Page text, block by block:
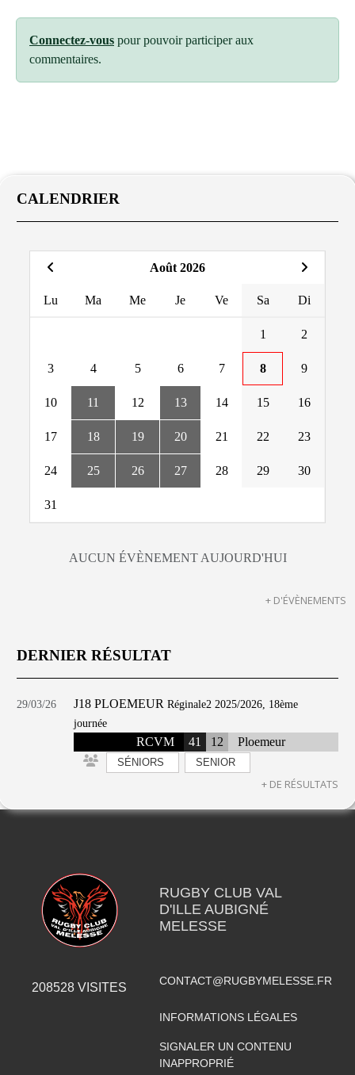
Connectez-vous pour pouvoir participer aux
commentaires.
CALENDRIER
Août 2026
Lu Ma Me Je Ve Sa Di
1 2
3 4 5 6 7 8 9
10 11 12 13 14 15 16
17 18 19 20 21 22 23
24 25 26 27 28 29 30
31
AUCUN ÉVÈNEMENT AUJOURD'HUI
+ D'ÉVÈNEMENTS
DERNIER RÉSULTAT
29/03/26 J18 PLOEMEUR Réginale2 2025/2026, 18ème
journée
RCVM 41 12 Ploemeur
SÉNIORS SENIOR
+ DE RÉSULTATS
208528 VISITES
RUGBY CLUB VAL
D'ILLE AUBIGNÉ
MELESSE
CONTACT@RUGBYMELESSE.FR
INFORMATIONS LÉGALES
SIGNALER UN CONTENU
INAPPROPRIÉ